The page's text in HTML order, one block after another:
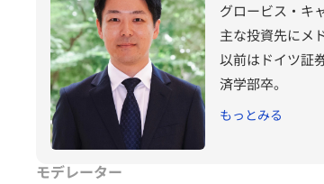
グロービス・キ
主な投資先にメ
以前はドイツ証
済学部卒。
もっとみる
モデレーター